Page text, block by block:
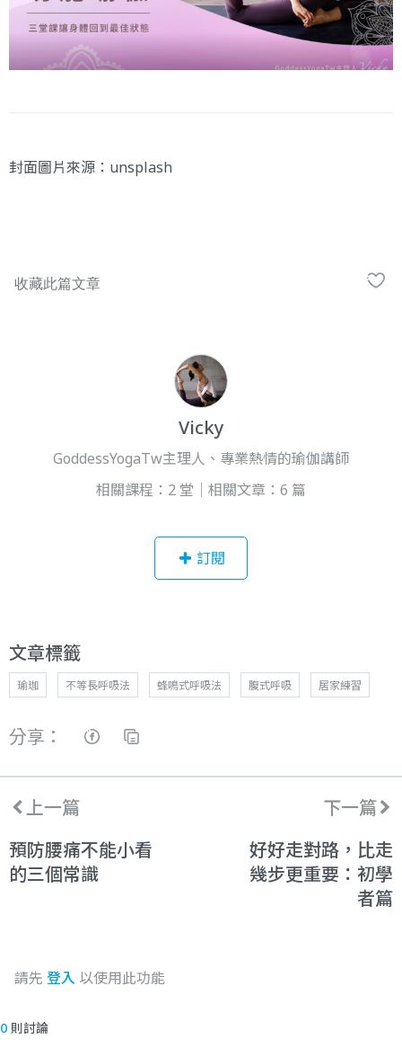
封面圖片來源： unsplash
Vicky
GoddessYogaTw主理人、專業熱情的瑜伽講師
相關課程：2 堂｜相關文章：6 篇
訂閱
文章標籤
瑜珈 不等長呼吸法 蜂鳴式呼吸法 腹式呼吸 居家練習
分享：
上一篇
預防腰痛不能小看
的三個常識
下一篇
好好走對路，比走
幾步更重要：初學
者篇
請先 登入 以使用此功能
0 則討論